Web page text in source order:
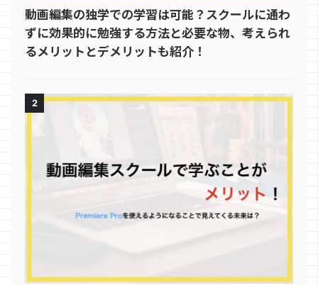
動画編集の独学での学習は可能？スクールに通わ
ずに効果的に勉強する方法と必要な物、考えられ
るメリットとデメリットも紹介！
2